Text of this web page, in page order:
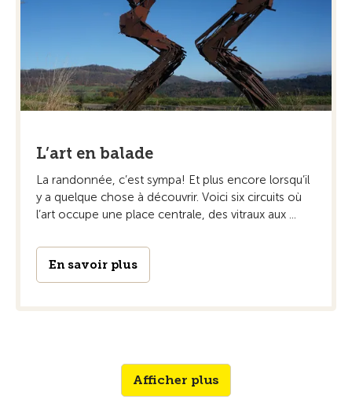
L’art en balade
La randonnée, c’est sympa! Et plus encore ­lorsqu’il
y a quelque chose à découvrir. Voici six circuits où
l’art occupe une place centrale, des vitraux aux ...
En savoir plus
Afficher plus